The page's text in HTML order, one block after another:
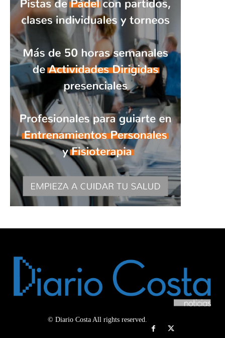
© Diario Costa All rights reserved.